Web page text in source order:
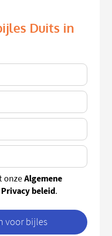
Duits in
onzeAlgemene
Privacy beleid.
voor bijles